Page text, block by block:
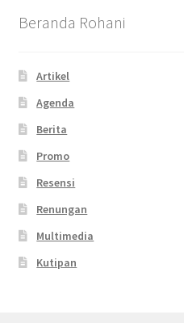
Beranda Rohani
Artikel
Agenda
Berita
Promo
Resensi
Renungan
Multimedia
Kutipan